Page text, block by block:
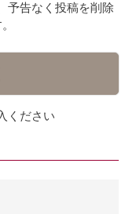
予告なく投稿を削除
ください